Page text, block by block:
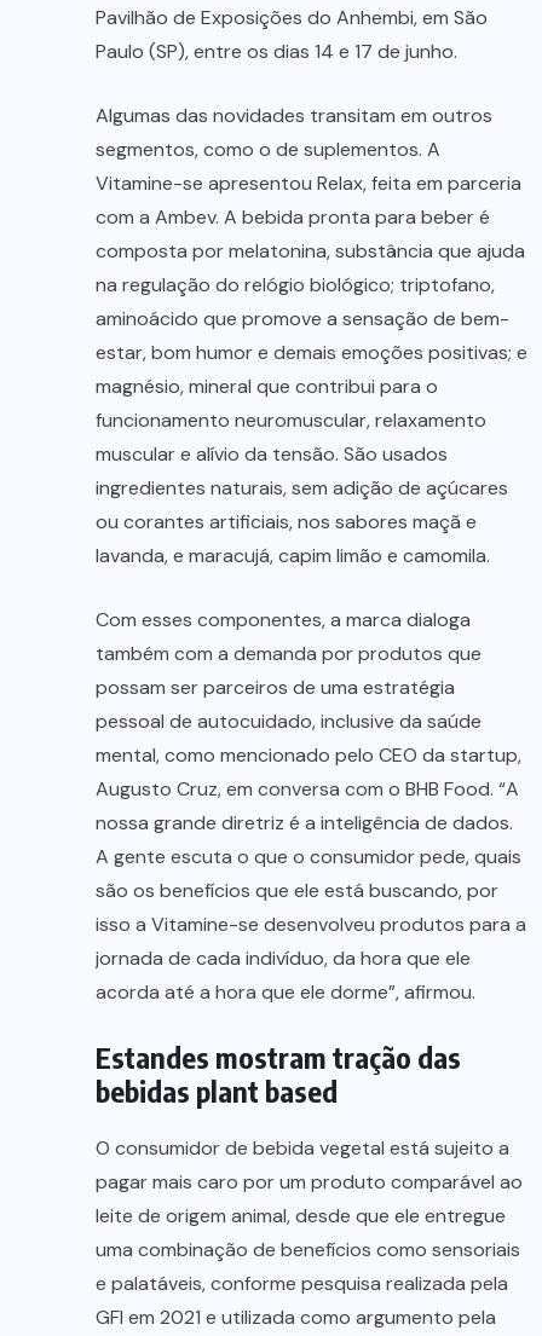
Pavilhão de Exposições do Anhembi, em São
Paulo (SP), entre os dias 14 e 17 de junho.
Algumas das novidades transitam em outros
segmentos, como o de suplementos. A
Vitamine-se apresentou Relax, feita em parceria
com a Ambev. A bebida pronta para beber é
composta por melatonina, substância que ajuda
na regulação do relógio biológico; triptofano,
aminoácido que promove a sensação de bem-
estar, bom humor e demais emoções positivas; e
magnésio, mineral que contribui para o
funcionamento neuromuscular, relaxamento
muscular e alívio da tensão. São usados
ingredientes naturais, sem adição de açúcares
ou corantes artificiais, nos sabores maçã e
lavanda, e maracujá, capim limão e camomila.
Com esses componentes, a marca dialoga
também com a demanda por produtos que
possam ser parceiros de uma estratégia
pessoal de autocuidado, inclusive da saúde
mental, como mencionado pelo CEO da startup,
Augusto Cruz, em conversa com o BHB Food. “A
nossa grande diretriz é a inteligência de dados.
A gente escuta o que o consumidor pede, quais
são os benefícios que ele está buscando, por
isso a Vitamine-se desenvolveu produtos para a
jornada de cada indivíduo, da hora que ele
acorda até a hora que ele dorme”, afirmou.
Estandes mostram tração das
bebidas plant based
O consumidor de bebida vegetal está sujeito a
pagar mais caro por um produto comparável ao
leite de origem animal, desde que ele entregue
uma combinação de benefícios como sensoriais
e palatáveis, conforme pesquisa realizada pela
GFI em 2021 e utilizada como argumento pela